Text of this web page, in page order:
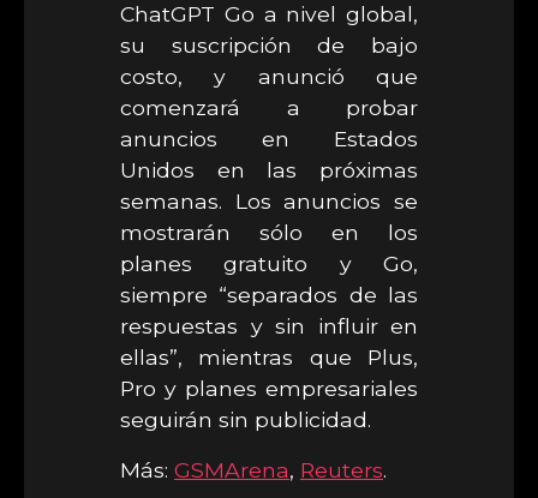
ChatGPT Go a nivel global,
su suscripción de bajo
costo, y anunció que
comenzará a probar
anuncios en Estados
Unidos en las próximas
semanas. Los anuncios se
mostrarán sólo en los
planes gratuito y Go,
siempre “separados de las
respuestas y sin influir en
ellas”, mientras que Plus,
Pro y planes empresariales
seguirán sin publicidad.
Más: GSMArena, Reuters.